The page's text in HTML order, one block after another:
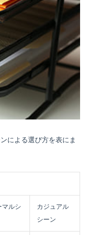
による選び方を表にま
マルシ
カジュアル
シーン